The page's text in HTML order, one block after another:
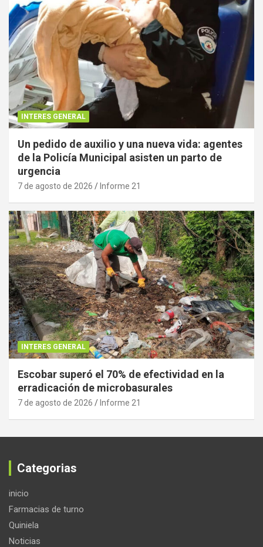
INTERES GENERAL
Un pedido de auxilio y una nueva vida: agentes
de la Policía Municipal asisten un parto de
urgencia
7 de agosto de 2026 Informe 21
INTERES GENERAL
Escobar superó el 70% de efectividad en la
erradicación de microbasurales
7 de agosto de 2026 Informe 21
Categorias
inicio
Farmacias de turno
Quiniela
Noticias